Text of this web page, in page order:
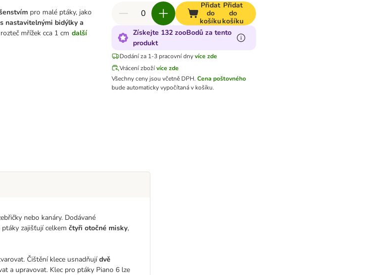
pro malé ptáky, jako
s nastavitelnými bidýlky a
mřížek cca 1 cm další
Přidat
do
košíku
Přidat
do
košíku
Získejte 132 zooBodů za tento
produkt
Dodání za 1-3 pracovní dnyvíce zde
Vrácení zbožívíce zde
Všechny ceny jsou včetně DPH. Cena poštovného
bude automaticky vypočítaná v košíku.
nebo kanáry. Dodávané
zajišťují celkem čtyři otočné misky,
Čištění klece usnadňujídvě
a upravovat. Klec pro ptáky Piano 6 lze